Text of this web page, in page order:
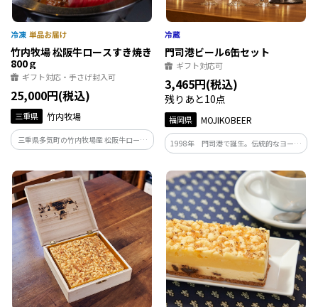
竹内牧場 松阪牛ロースすき焼き
800ｇ
ギフト対応・手さげ封入可
25,000円(税込)
三重県 竹内牧場
三重県多気町の竹内牧場産 松阪牛ロース
すき焼き肉を、直営精肉店若竹がお届け
感、甘く上質な脂、ふわっと広がる豊か
な香りと深いコクをお楽しみください。
門司港ビール6缶セット
ギフト対応可
3,465円(税込)
残りあと10点
福岡県 MOJIKOBEER
1998年 門司港で誕生。伝統的なヨーロ
ピアンスタイルを基本とした飲みごたえ
のあるビール。 フラグシップビア「ヴァ
イツェン」は全国地ビール品質審査会に
おいて2回連続最優秀賞を受賞